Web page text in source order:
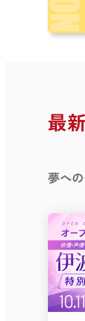
最
夢へ